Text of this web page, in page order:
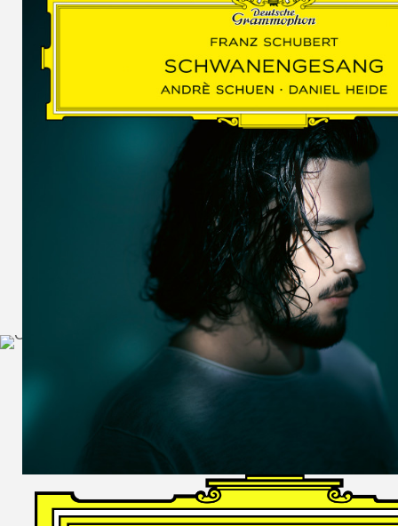
SCHUMANN
WOLF
MARTIN
SCHUMANN,
LIEDERKREIS
OP. 24
SECHS
MONOLOGE
AUS
JEDERMANN
GESÄNGE
Andrè Schuen,